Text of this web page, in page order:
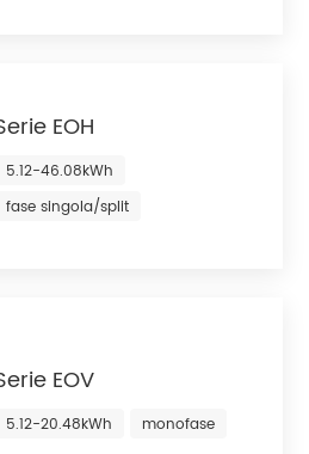
EOH
5.12-46.08kWh
fase singola/split
EOV
5.12-20.48kWh monofase